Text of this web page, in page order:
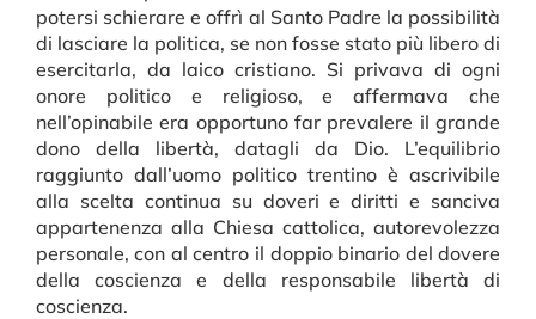
potersi schierare e offrì al Santo Padre la possibilità
di lasciare la politica, se non fosse stato più libero di
esercitarla, da laico cristiano. Si privava di ogni
onore politico e religioso, e affermava che
nell’opinabile era opportuno far prevalere il grande
dono della libertà, datagli da Dio. L’equilibrio
raggiunto dall’uomo politico trentino è ascrivibile
alla scelta continua su doveri e diritti e sanciva
appartenenza alla Chiesa cattolica, autorevolezza
personale, con al centro il doppio binario del dovere
della coscienza e della responsabile libertà di
coscienza.